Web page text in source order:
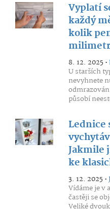
Vyplatí
každý
kolik
8. 12. 2025 •
U starších
nevyhnete
působí
Lednice
Jakmile
ke
3. 12. 2025 •
Vídáme je v
častěji se
Veliké